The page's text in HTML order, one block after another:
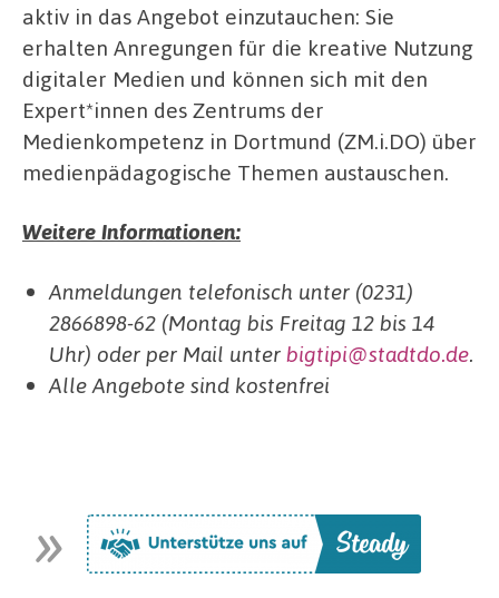
aktiv in das Angebot einzutauchen: Sie
erhalten Anregungen für die kreative Nutzung
digitaler Medien und können sich mit den
Expert*innen des Zentrums der
Medienkompetenz in Dortmund (ZM.i.DO) über
medienpädagogische Themen austauschen.
Weitere Informationen:
Anmeldungen telefonisch unter (0231)
2866898-62 (Montag bis Freitag 12 bis 14
Uhr) oder per Mail unterbigtipi@stadtdo.de.
Alle Angebote sind kostenfrei